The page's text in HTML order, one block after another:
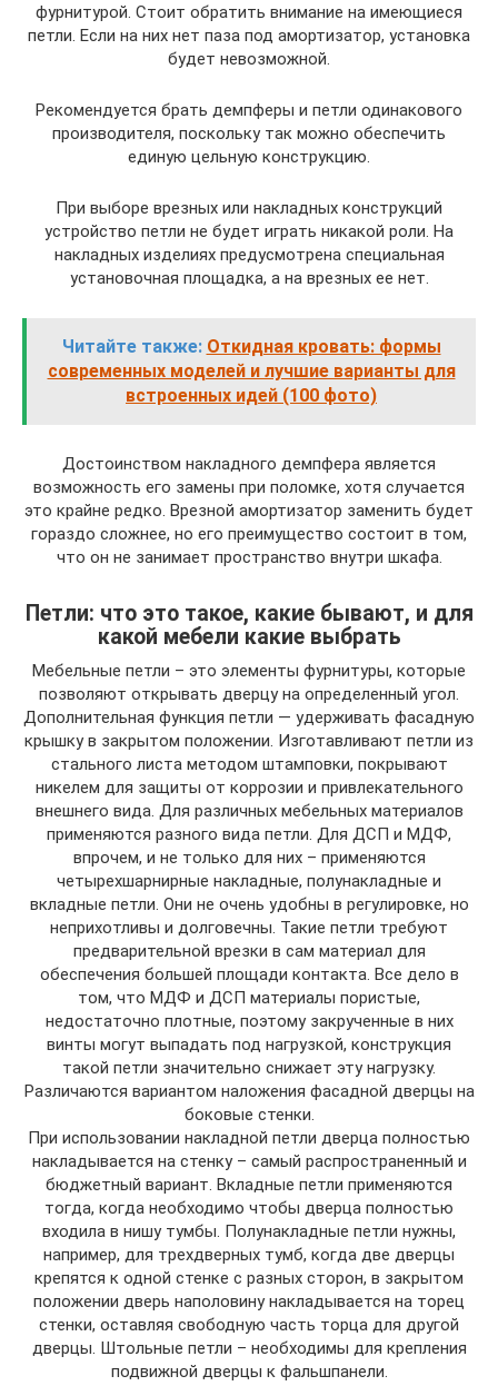
фурнитурой. Стоит обратить внимание на имеющиеся
петли. Если на них нет паза под амортизатор, установка
будет невозможной.
Рекомендуется брать демпферы и петли одинакового
производителя, поскольку так можно обеспечить
единую цельную конструкцию.
При выборе врезных или накладных конструкций
устройство петли не будет играть никакой роли. На
накладных изделиях предусмотрена специальная
установочная площадка, а на врезных ее нет.
Читайте также: Откидная кровать: формы
современных моделей и лучшие варианты для
встроенных идей (100 фото)
Достоинством накладного демпфера является
возможность его замены при поломке, хотя случается
это крайне редко. Врезной амортизатор заменить будет
гораздо сложнее, но его преимущество состоит в том,
что он не занимает пространство внутри шкафа.
Петли: что это такое, какие бывают, и для
какой мебели какие выбрать
Мебельные петли – это элементы фурнитуры, которые
позволяют открывать дверцу на определенный угол.
Дополнительная функция петли — удерживать фасадную
крышку в закрытом положении. Изготавливают петли из
стального листа методом штамповки, покрывают
никелем для защиты от коррозии и привлекательного
внешнего вида. Для различных мебельных материалов
применяются разного вида петли. Для ДСП и МДФ,
впрочем, и не только для них – применяются
четырехшарнирные накладные, полунакладные и
вкладные петли. Они не очень удобны в регулировке, но
неприхотливы и долговечны. Такие петли требуют
предварительной врезки в сам материал для
обеспечения большей площади контакта. Все дело в
том, что МДФ и ДСП материалы пористые,
недостаточно плотные, поэтому закрученные в них
винты могут выпадать под нагрузкой, конструкция
такой петли значительно снижает эту нагрузку.
Различаются вариантом наложения фасадной дверцы на
боковые стенки.
При использовании накладной петли дверца полностью
накладывается на стенку – самый распространенный и
бюджетный вариант. Вкладные петли применяются
тогда, когда необходимо чтобы дверца полностью
входила в нишу тумбы. Полунакладные петли нужны,
например, для трехдверных тумб, когда две дверцы
крепятся к одной стенке с разных сторон, в закрытом
положении дверь наполовину накладывается на торец
стенки, оставляя свободную часть торца для другой
дверцы. Штольные петли – необходимы для крепления
подвижной дверцы к фальшпанели.